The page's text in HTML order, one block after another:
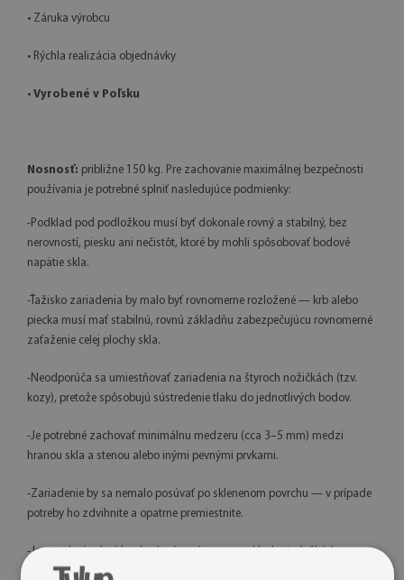
• Záruka výrobcu
• Rýchla realizácia objednávky
• Vyrobené v Poľsku
Nosnosť: približne 150 kg. Pre zachovanie maximálnej bezpečnosti
používania je potrebné splniť nasledujúce podmienky:
-Podklad pod podložkou musí byť dokonale rovný a stabilný, bez
nerovností, piesku ani nečistôt, ktoré by mohli spôsobovať bodové
napätie skla.
-Ťažisko zariadenia by malo byť rovnomerne rozložené — krb alebo
piecka musí mať stabilnú, rovnú základňu zabezpečujúcu rovnomerné
zaťaženie celej plochy skla.
-Neodporúča sa umiestňovať zariadenia na štyroch nožičkách (tzv.
kozy), pretože spôsobujú sústredenie tlaku do jednotlivých bodov.
-Je potrebné zachovať minimálnu medzeru (cca 3–5 mm) medzi
hranou skla a stenou alebo inými pevnými prvkami.
-Zariadenie by sa nemalo posúvať po sklenenom povrchu — v prípade
potreby ho zdvihnite a opatrne premiestnite.
-Je potrebné vyhnúť sa bodovým nárazom a ukladaniu ťažkých
predmetov na jedno miesto dosky.